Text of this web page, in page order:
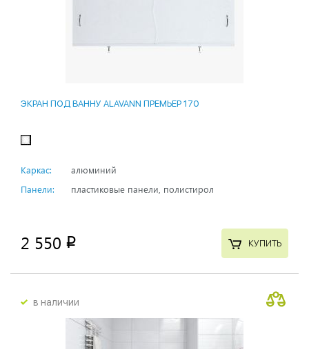
ЭКРАН ПОД ВАННУ ALAVANN ПРЕМЬЕР 170
Каркас:
алюминий
Панели:
пластиковые панели, полистирол
2 550 p КУПИТЬ
в наличии